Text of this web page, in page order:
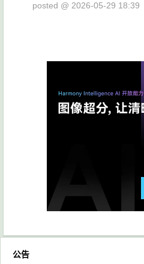
posted @ 2026-05-29 18:39
公告